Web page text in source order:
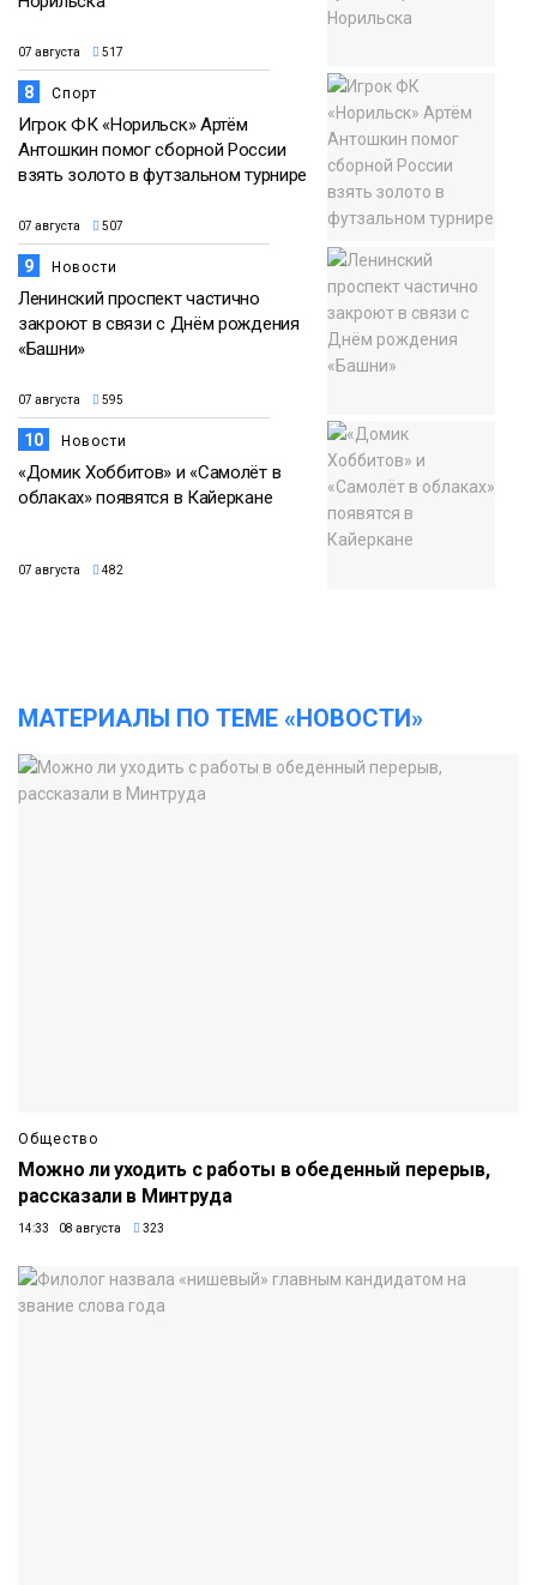
07 августа 517
8 Спорт
Игрок ФК «Норильск» Артём
Антошкин помог сборной России
взять золото в футзальном турнире
07 августа 507
9 Новости
Ленинский проспект частично
закроют в связи с Днём рождения
«Башни»
07 августа 595
10 Новости
«Домик Хоббитов» и «Самолёт в
облаках» появятся в Кайеркане
07 августа 482
МАТЕРИАЛЫ ПО ТЕМЕ «НОВОСТИ»
Общество
Можно ли уходить с работы в обеденный перерыв,
рассказали в Минтруда
14:33 08 августа 323